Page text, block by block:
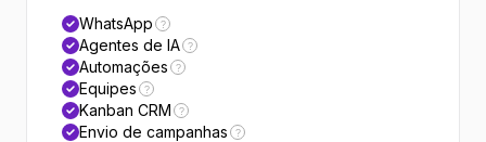
WhatsApp ?
Agentes de IA ?
Automações ?
Equipes ?
Kanban CRM ?
Envio de campanhas ?